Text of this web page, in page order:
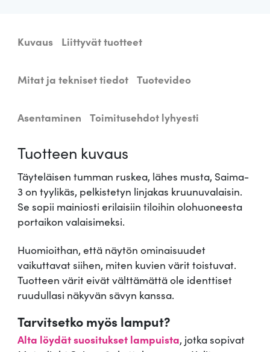
7
€
.
e
a
t
o
r
u
u
n
S
a
i
m
a
3
m
Kuvaus Liittyvät tuotteet
Mitat ja tekniset tiedot Tuotevideo
Asentaminen Toimitusehdot lyhyesti
Tuotteen kuvaus
Täyteläisen tumman ruskea, lähes musta, Saima-
3 on tyylikäs, pelkistetyn linjakas kruunuvalaisin.
Se sopii mainiosti erilaisiin tiloihin olohuoneesta
portaikon valaisimeksi.
Huomioithan, että näytön ominaisuudet
vaikuttavat siihen, miten kuvien värit toistuvat.
Tuotteen värit eivät välttämättä ole identtiset
ruudullasi näkyvän sävyn kanssa.
Tarvitsetko myös lamput?
Alta löydät suositukset lampuista, jotka sopivat